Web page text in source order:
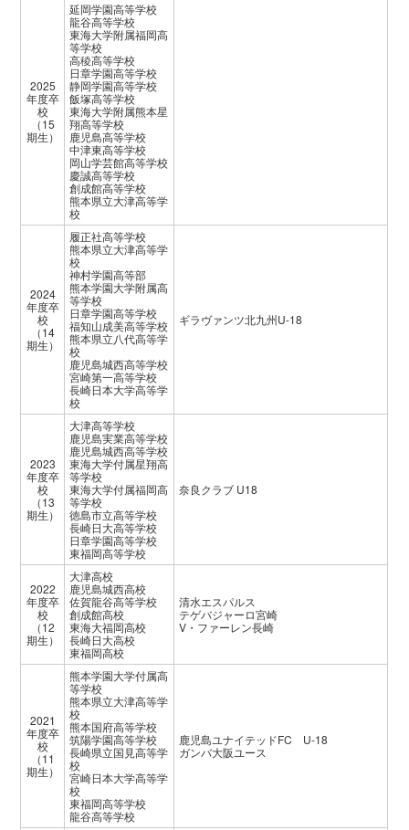
2025
年度卒
校
（15
期生）
延岡学園高等学校
龍谷高等学校
東海大学附属福岡高
等学校
高稜高等学校
日章学園高等学校
静岡学園高等学校
飯塚高等学校
東海大学附属熊本星
翔高等学校
鹿児島高等学校
中津東高等学校
岡山学芸館高等学校
慶誠高等学校
創成館高等学校
熊本県立大津高等学
校
2024
年度卒
校
（14
期生）
履正社高等学校
熊本県立大津高等学
校
神村学園高等部
熊本学園大学附属高
等学校
日章学園高等学校
福知山成美高等学校
熊本県立八代高等学
校
鹿児島城西高等学校
宮崎第一高等学校
長崎日本大学高等学
校
ギラヴァンツ北九州U-18
2023
年度卒
校
（13
期生）
大津高等学校
鹿児島実業高等学校
鹿児島城西高等学校
東海大学付属星翔高
等学校
東海大学付属福岡高
等学校
徳島市立高等学校
長崎日大高等学校
日章学園高等学校
東福岡高等学校
奈良クラブ U18
2022
年度卒
校
（12
期生）
大津高校
鹿児島城西高校
佐賀龍谷高等学校
創成館高校
東海大福岡高校
長崎日大高校
東福岡高校
清水エスパルス
テゲバジャーロ宮崎
V・ファーレン長崎
2021
年度卒
校
（11
期生）
熊本学園大学付属高
等学校
熊本県立大津高等学
校
熊本国府高等学校
筑陽学園高等学校
長崎県立国見高等学
校
宮崎日本大学高等学
校
東福岡高等学校
龍谷高等学校
鹿児島ユナイテッドFC U-18
ガンバ大阪ユース